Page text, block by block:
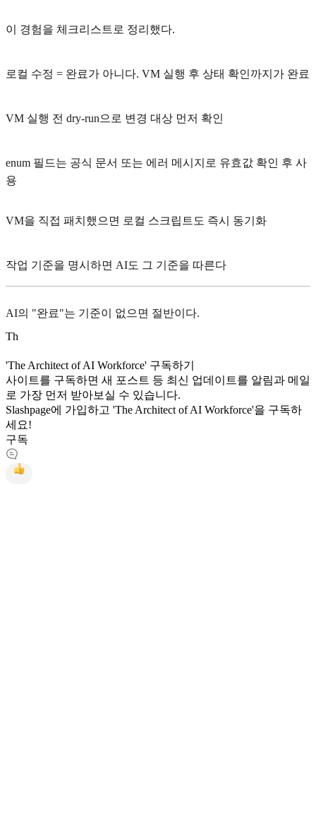
이 경험을 체크리스트로 정리했다.
로컬 수정 = 완료가 아니다. VM 실행 후 상태 확인까지가 완료
VM 실행 전 dry-run으로 변경 대상 먼저 확인
enum 필드는 공식 문서 또는 에러 메시지로 유효값 확인 후 사
용
VM을 직접 패치했으면 로컬 스크립트도 즉시 동기화
작업 기준을 명시하면 AI도 그 기준을 따른다
AI의 "완료"는 기준이 없으면 절반이다.
Th
'The Architect of AI Workforce' 구독하기
사이트를 구독하면 새 포스트 등 최신 업데이트를 알림과 메일
로 가장 먼저 받아보실 수 있습니다.
Slashpage에 가입하고 'The Architect of AI Workforce'을 구독하
세요!
구독